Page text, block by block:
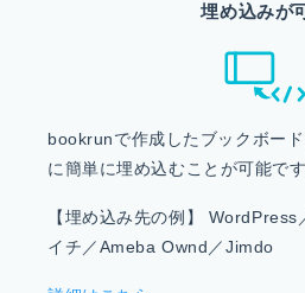
埋め込みが
bookrunで作成したブックボー
に簡単に埋め込むことが可能です
【埋め込み先の例】
イチ／Ameba Ownd／Jimdo